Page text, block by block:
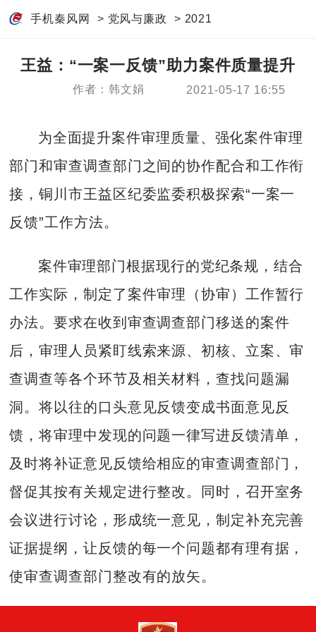
手机秦风网 > 党风与廉政 > 2021
王益：“一案一反馈”助力案件质量提升
作者：韩文娟 2021-05-17 16:55
为全面提升案件审理质量、强化案件审理
部门和审查调查部门之间的协作配合和工作衔
接，铜川市王益区纪委监委积极探索“一案一
反馈”工作方法。
案件审理部门根据现行的党纪条规，结合
工作实际，制定了案件审理（协审）工作暂行
办法。要求在收到审查调查部门移送的案件
后，审理人员紧盯线索来源、初核、立案、审
查调查等各个环节及相关材料，查找问题漏
洞。将以往的口头意见反馈变成书面意见反
馈，将审理中发现的问题一律写进反馈清单，
及时将补证意见反馈给相应的审查调查部门，
督促其按有关规定进行整改。同时，召开室务
会议进行讨论，形成统一意见，制定补充完善
证据提纲，让反馈的每一个问题都有理有据，
使审查调查部门整改有的放矢。